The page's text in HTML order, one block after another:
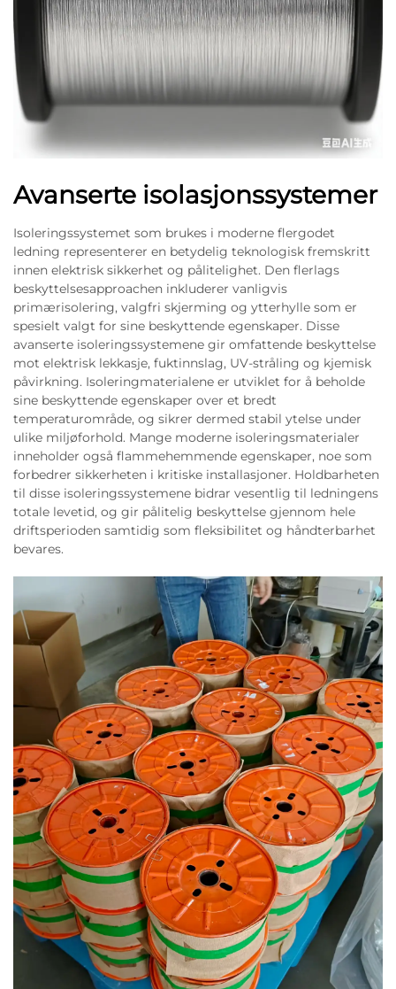
Avanserte isolasjonssystemer
Isoleringssystemet som brukes i moderne flergodet
ledning representerer en betydelig teknologisk fremskritt
innen elektrisk sikkerhet og pålitelighet. Den flerlags
beskyttelsesapproachen inkluderer vanligvis
primærisolering, valgfri skjerming og ytterhylle som er
spesielt valgt for sine beskyttende egenskaper. Disse
avanserte isoleringssystemene gir omfattende beskyttelse
mot elektrisk lekkasje, fuktinnslag, UV-stråling og kjemisk
påvirkning. Isoleringmaterialene er utviklet for å beholde
sine beskyttende egenskaper over et bredt
temperaturområde, og sikrer dermed stabil ytelse under
ulike miljøforhold. Mange moderne isoleringsmaterialer
inneholder også flammehemmende egenskaper, noe som
forbedrer sikkerheten i kritiske installasjoner. Holdbarheten
til disse isoleringssystemene bidrar vesentlig til ledningens
totale levetid, og gir pålitelig beskyttelse gjennom hele
driftsperioden samtidig som fleksibilitet og håndterbarhet
bevares.